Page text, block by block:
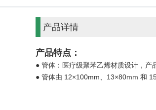
产品详情
产品特点：
● 管体：医疗级聚苯乙烯材质设计，
● 管体由 12×100mm、13×80mm 和